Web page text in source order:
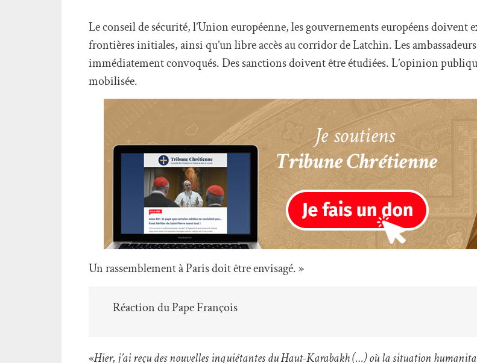
Le conseil de sécurité, l’Union européenne, les gouvernements européens doivent
frontières initiales, ainsi qu’un libre accès au corridor de Latchin. Les
immédiatement convoqués. Des sanctions doivent être étudiées. L’opinion
mobilisée.
Un rassemblement à Paris doit être envisagé. »
Réaction du Pape François
«Hier, j’ai reçu des nouvelles inquiétantes du Haut-Karabakh (…) où la situation